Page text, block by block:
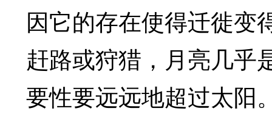
因它的存在使得迁徙变
赶路或狩猎，月亮几乎
要性要远远地超过太阳